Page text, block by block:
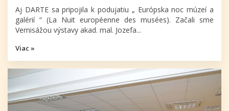
Aj DARTE sa pripojila k podujatiu „ Európska noc múzeí a
galérií “ (La Nuit européenne des musées). Začali sme
Vernisážou výstavy akad. mal. Jozefa...
Viac »